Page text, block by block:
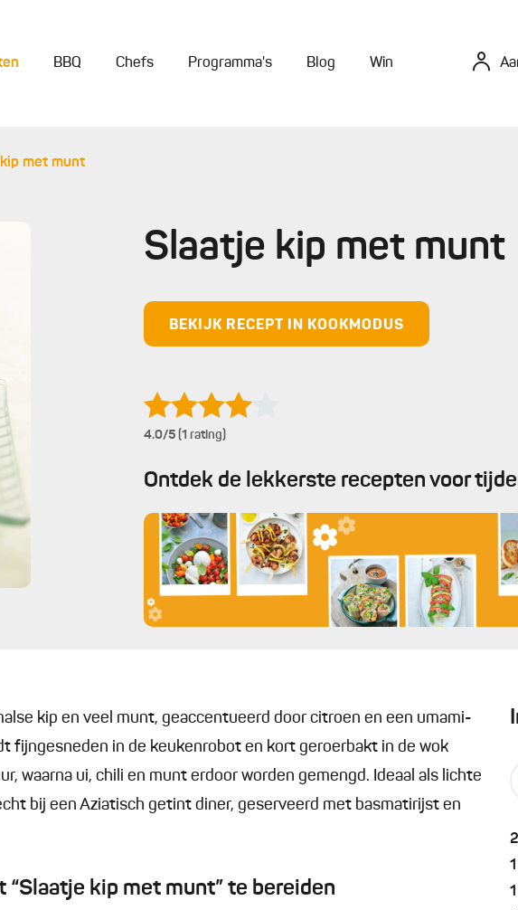
BBQ Chefs Programma's Blog Win
met munt
Slaatje kip met munt
BEKIJK RECEPT IN KOOKMODUS
4.0/5 (1 rating)
Ontdek de lekkerste recepten voor
2
1
1
kip en veel munt, geaccentueerd door citroen en een umami-
fijngesneden in de keukenrobot en kort geroerbakt in de wok
waarna ui, chili en munt erdoor worden gemengd. Ideaal als lichte
bij een Aziatisch getint diner, geserveerd met basmatirijst en
“Slaatje kip met munt” te bereiden